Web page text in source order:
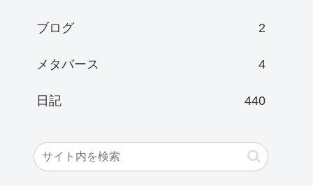
ブログ 2
メタバース 4
日記 440